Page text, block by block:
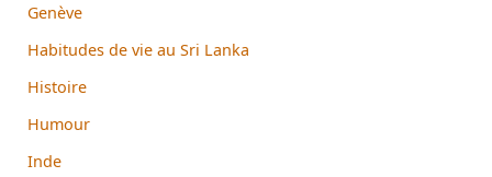
Genève
Habitudes de vie au Sri Lanka
Histoire
Humour
Inde